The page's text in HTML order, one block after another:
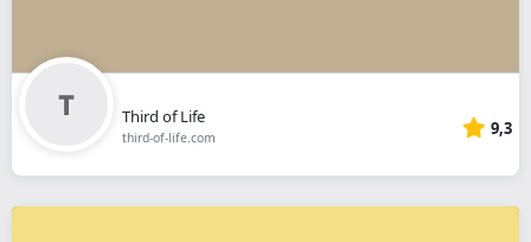
Third of Life
third-of-life.com 9,3